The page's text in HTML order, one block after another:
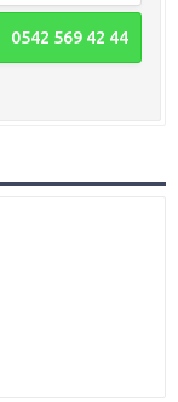
0542 569 42 44